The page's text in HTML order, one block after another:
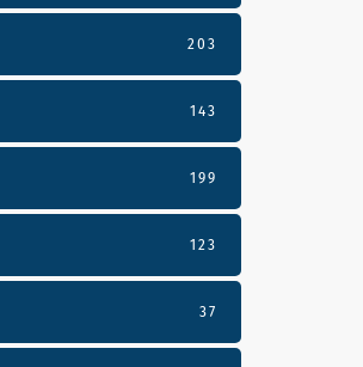
203
143
199
123
37